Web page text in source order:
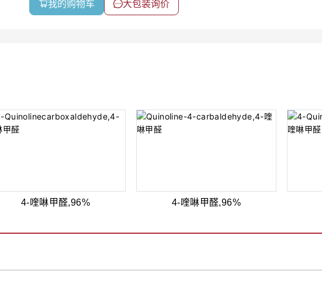
我的购物车 大包装询价
4-喹啉甲醛,96% 4-喹啉甲醛,96%